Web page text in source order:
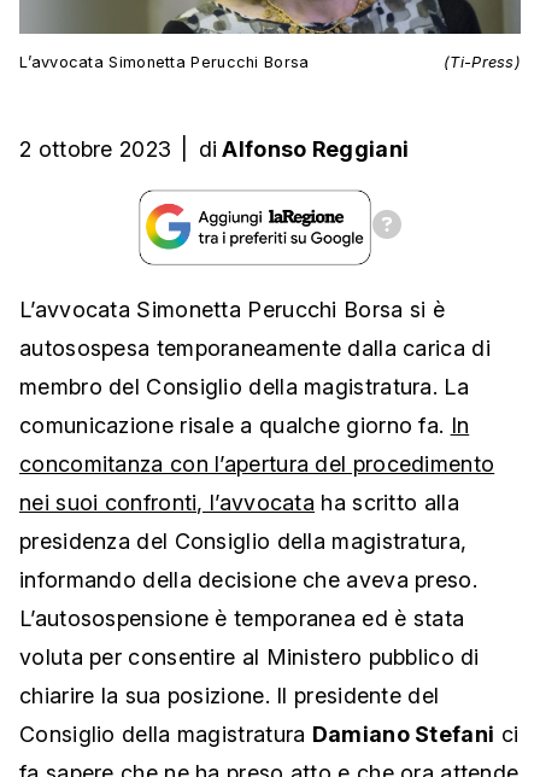
L’avvocata Simonetta Perucchi Borsa (Ti-Press)
2 ottobre 2023 di Alfonso Reggiani
L’avvocata Simonetta Perucchi Borsa si è
autosospesa temporaneamente dalla carica di
membro del Consiglio della magistratura. La
comunicazione risale a qualche giorno fa. In
concomitanza con l’apertura del procedimento
nei suoi confronti, l’avvocata ha scritto alla
presidenza del Consiglio della magistratura,
informando della decisione che aveva preso.
L’autosospensione è temporanea ed è stata
voluta per consentire al Ministero pubblico di
chiarire la sua posizione. Il presidente del
Consiglio della magistratura Damiano Stefani ci